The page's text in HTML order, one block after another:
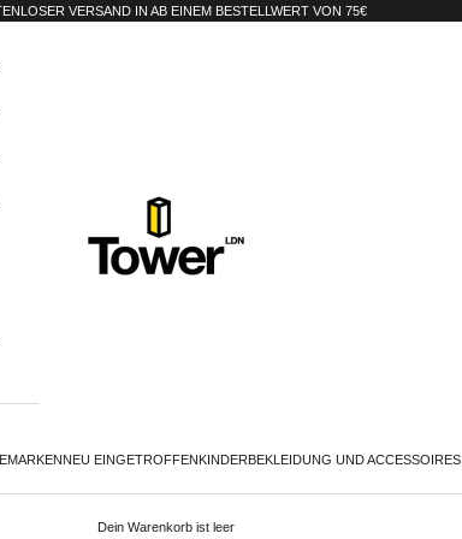
VERSAND IN AB EINEM BESTELLWERT VON 75€
Tower-London.De
MARKEN NEU EINGETROFFEN KINDER BEKLEIDUNG UND ACCESSOIRES
Dein Warenkorb ist leer